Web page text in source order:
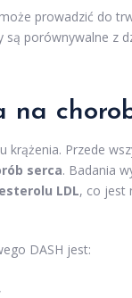
prowadzić do
porównywalne z
na
krążenia. Przede
serca. Badania
LDL, co jest
DASH jest: